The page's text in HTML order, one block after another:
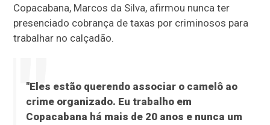
Copacabana, Marcos da Silva, afirmou nunca ter
presenciado cobrança de taxas por criminosos para
trabalhar no calçadão.
"Eles estão querendo associar o camelô ao
crime organizado. Eu trabalho em
Copacabana há mais de 20 anos e nunca um